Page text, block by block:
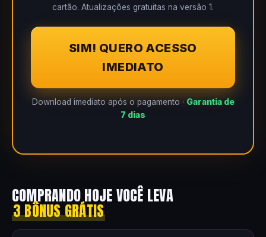
cartão. Atualizações gratuitas na versão 1.
SIM! QUERO ACESSO
IMEDIATO
Download imediato após o pagamento · Garantia de
7 dias
COMPRANDO HOJE VOCÊ LEVA
3 BÔNUS GRÁTIS